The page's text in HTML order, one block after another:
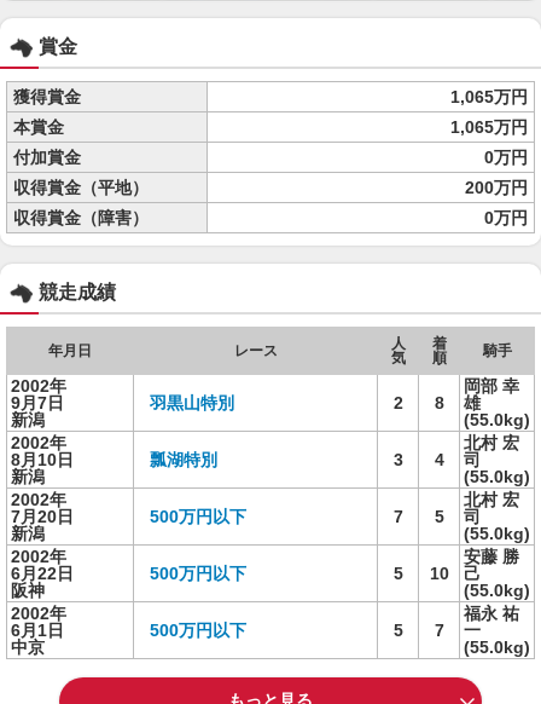
賞金
獲得賞金
1,065万円
本賞金
1,065万円
付加賞金
0万円
収得賞金（平地）
200万円
収得賞金（障害）
0万円
競走成績
年月日 レース
人
気
着
順
騎手
2002年
9月7日
新潟
羽黒山特別 2 8
岡部 幸
雄
(55.0kg)
2002年
8月10日
新潟
瓢湖特別 3 4
北村 宏
司
(55.0kg)
2002年
7月20日
新潟
500万円以下 7 5
北村 宏
司
(55.0kg)
2002年
6月22日
阪神
500万円以下 5 10
安藤 勝
己
(55.0kg)
2002年
6月1日
中京
500万円以下 5 7
福永 祐
一
(55.0kg)